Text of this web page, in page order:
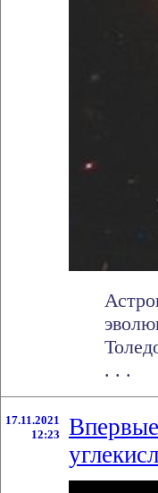
. . .
17.11.2021
12:23